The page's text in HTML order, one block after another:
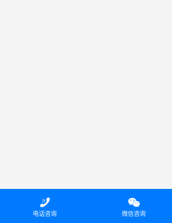

电话咨询

微信咨询